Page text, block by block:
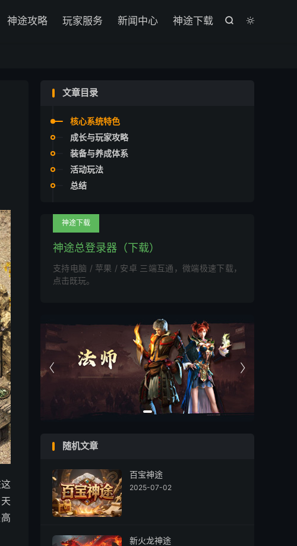


神途攻略 玩家服务 新闻中心 神途下载
文章目录
核心系统特色
成长与玩家攻略
装备与养成体系
活动玩法
总结
神途下载
神途总登录器（下载）
支持电脑 / 苹果 / 安卓 三端互通，微端极速下载，
点击既玩。


随机文章
百宝神途
2025-07-02
新火龙神途